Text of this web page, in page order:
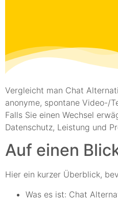
Vergleicht man Chat
anonyme, spontane Video-/
Falls Sie einen Wechsel
Datenschutz, Leistung und
Auf einen
Hier ein kurzer Überblick,
Was es ist: Chat